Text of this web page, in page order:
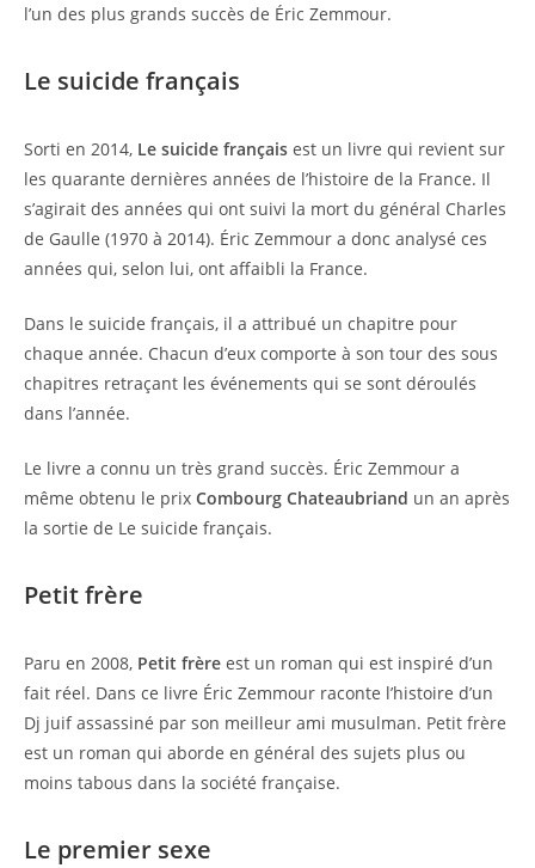
l’un des plus grands succès de Éric Zemmour.
Le suicide français
Sorti en 2014, Le suicide français est un livre qui revient sur
les quarante dernières années de l’histoire de la France. Il
s’agirait des années qui ont suivi la mort du général Charles
de Gaulle (1970 à 2014). Éric Zemmour a donc analysé ces
années qui, selon lui, ont affaibli la France.
Dans le suicide français, il a attribué un chapitre pour
chaque année. Chacun d’eux comporte à son tour des sous
chapitres retraçant les événements qui se sont déroulés
dans l’année.
Le livre a connu un très grand succès. Éric Zemmour a
même obtenu le prix Combourg Chateaubriand un an après
la sortie de Le suicide français.
Petit frère
Paru en 2008, Petit frère est un roman qui est inspiré d’un
fait réel. Dans ce livre Éric Zemmour raconte l’histoire d’un
Dj juif assassiné par son meilleur ami musulman. Petit frère
est un roman qui aborde en général des sujets plus ou
moins tabous dans la société française.
Le premier sexe